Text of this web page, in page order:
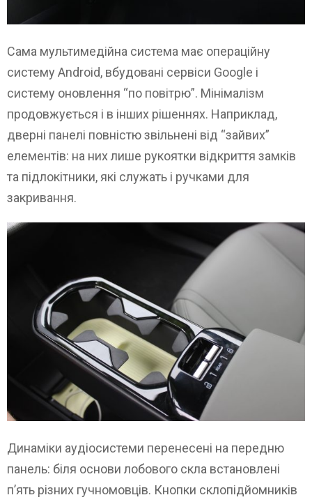
Сама мультимедійна система має операційну
систему Android, вбудовані сервіси Google і
систему оновлення “по повітрю”. Мінімалізм
продовжується і в інших рішеннях. Наприклад,
дверні панелі повністю звільнені від “зайвих”
елементів: на них лише рукоятки відкриття замків
та підлокітники, які служать і ручками для
закривання.
Динаміки аудіосистеми перенесені на передню
панель: біля основи лобового скла встановлені
п’ять різних гучномовців. Кнопки склопідйомників